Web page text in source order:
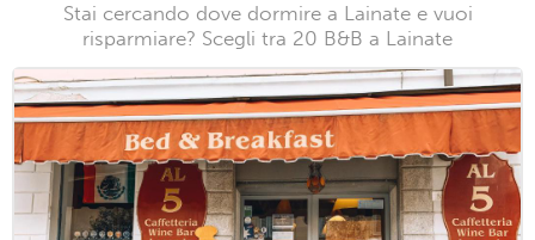
Stai cercando dove dormire a Lainate e vuoi
risparmiare? Scegli tra 20 B&B a Lainate